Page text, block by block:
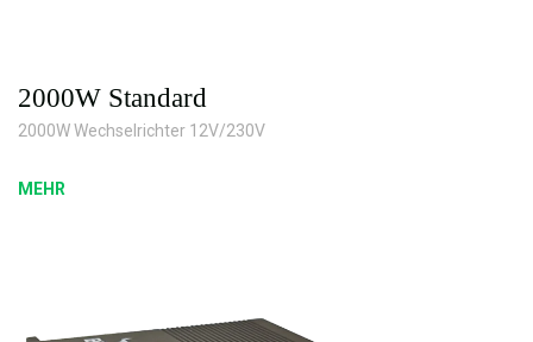
2000W Standard
2000W Wechselrichter 12V/230V
MEHR